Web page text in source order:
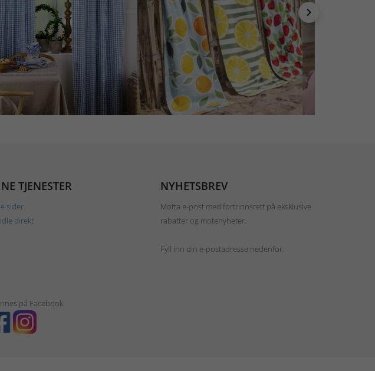
TJENESTER
sider
direkt
NYHETSBREV
Motta e-post med fortrinnsrett på eksklusive
rabatter og motenyheter.
Fyll inn din e-postadresse nedenfor.
på Facebook